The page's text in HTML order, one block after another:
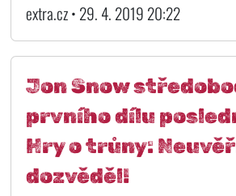
extra.cz • 29. 4. 2019 20:22
Jon Snow
prvního dílu
Hry o trůny:
dozvěděl!